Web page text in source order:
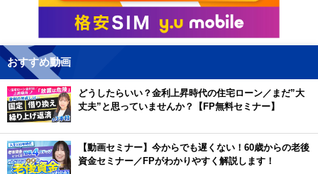
おすすめ動画
どうしたらいい？金利上昇時代の住宅ローン／まだ”大
丈夫”と思っていませんか？【FP無料セミナー】
【動画セミナー】今からでも遅くない！60歳からの老後
資金セミナー／FPがわかりやすく解説します！